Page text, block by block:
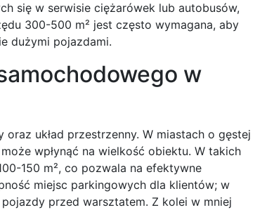
się w serwisie ciężarówek lub autobusów,
300-500 m² jest często wymagana, aby
dużymi pojazdami.
w
układ przestrzenny. W miastach o gęstej
wpłynąć na wielkość obiektu. W takich
150 m², co pozwala na efektywne
miejsc parkingowych dla klientów; w
przed warsztatem. Z kolei w mniej